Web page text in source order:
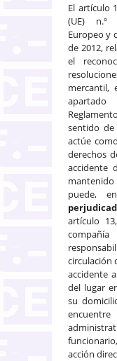
El artículo
(UE) n.º
Europeo y
de 2012,
el
mercantil,
sentido
actúe
derechos
accidente
mantenido
puede,
artículo
circulación
accidente
del lugar
su
acción